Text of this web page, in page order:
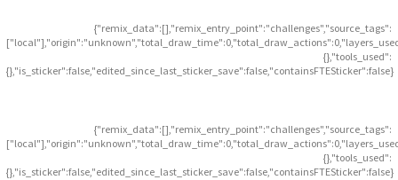
{"remix_data":[],"remix_entry_point":"challenges","source_tags":
{},"tools_used":
{},"is_sticker":false,"edited_since_last_sticker_save":false,"containsFTESticker":false}
{"remix_data":[],"remix_entry_point":"challenges","source_tags":
{},"tools_used":
{},"is_sticker":false,"edited_since_last_sticker_save":false,"containsFTESticker":false}